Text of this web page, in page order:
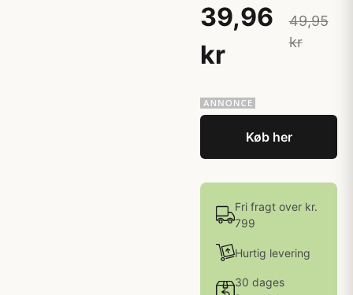
39,96
kr
49,95
kr
Køb her
Fri fragt over kr.
799
Hurtig levering
30 dages